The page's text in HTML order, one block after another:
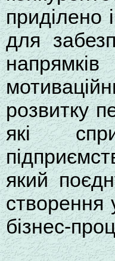
приділено
для
розвитку
які
який
створення
бізнес-